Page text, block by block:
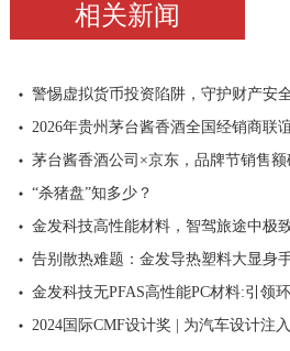
相关新闻
警惕虚拟货币投资陷阱，守护财产安
2026年贵州茅台酱香酒全国经销商联
茅台酱香酒公司×京东，品牌节销售额
“杀猪盘”知多少？
金发科技高性能材料，智驾旅途中极
告别散热难题：金发导热塑料大显身
金发科技无PFAS高性能PC材料:引领
2024国际CMF设计奖 | 为汽车设计注